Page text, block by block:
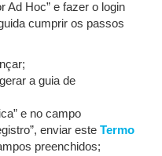
Ad Hoc” e fazer o login
cumprir os passos
a guia de
e no campo
enviar esteTermo
preenchidos;